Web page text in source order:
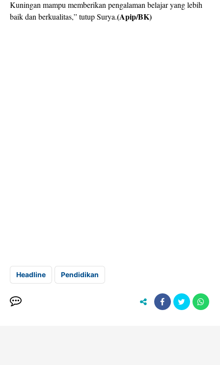
Kuningan mampu memberikan pengalaman belajar yang lebih
baik dan berkualitas,” tutup Surya.(Apip/BK)
Headline Pendidikan